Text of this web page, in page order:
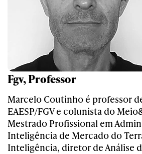
Fgv, Professor
Marcelo Coutinho é professor
EAESP/FGV e colunista do
Mestrado Profissional em
Inteligência de Mercado do
Inteligência, diretor de Análise